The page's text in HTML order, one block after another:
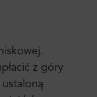
z góry